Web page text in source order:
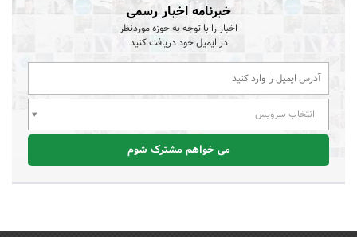
خبرنامه اخبار رسمی
اخبار را با توجه به حوزه موردنظر
در ایمیل خود دریافت کنید
انتخاب سرویس
می خواهم مشترک شوم